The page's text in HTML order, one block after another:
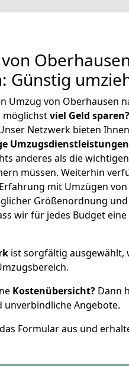
Günstig
Umzug von Oberhausen
möglichstviel Geld sparen?
Netzwerk bieten Ihnen
Umzugsdienstleistungen
anderes als die
müssen. Weiterhin
mit Umzügen
Größenordnung
wir für jedes Budget
ist sorgfältig ausgewählt,
Kostenübersicht? Dann
unverbindliche Angebote.
Formular aus und